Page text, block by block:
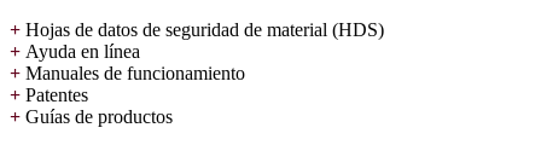
+ Hojas de datos de seguridad de material (HDS)
+ Ayuda en línea
+ Manuales de funcionamiento
+ Patentes
+ Guías de productos